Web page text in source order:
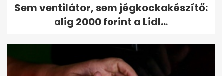
Sem ventilátor, sem jégkockakészítő:
alig 2000 forint a Lidl...